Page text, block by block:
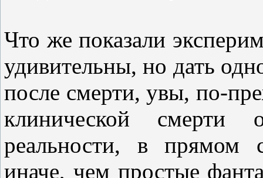
Что же показали
удивительны, но дать
после смерти, увы, по-
клинической смерти
реальности, в прямом
иначе, чем простые